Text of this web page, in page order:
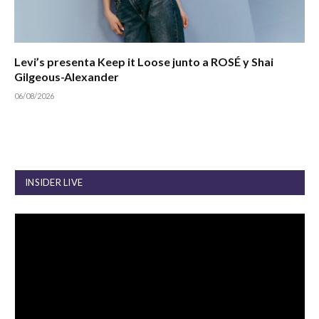
Levi’s presenta Keep it Loose junto a ROSÉ y Shai
Gilgeous-Alexander
06/08/2026
INSIDER LIVE